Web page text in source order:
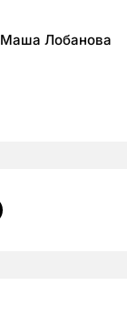
Маша Лобанова